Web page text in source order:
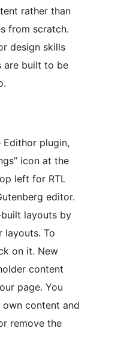
rather than
from scratch.
design skills
are built to be
plugin,
icon at the
left for RTL
editor.
layouts by
layouts. To
on it. New
content
page. You
content and
remove the